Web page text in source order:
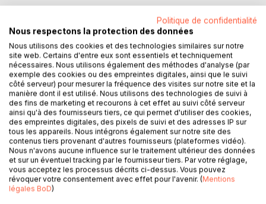
AJOUTER AU PANIER
Ajouter à ma liste d'envies
Laisser un avis
DESCRIPTION
Politique de confidentialité
Nous respectons la protection des données
Nous utilisons des cookies et des technologies similaires sur notre
site web. Certains d'entre eux sont essentiels et techniquement
nécessaires. Nous utilisons également des méthodes d'analyse (par
exemple des cookies ou des empreintes digitales, ainsi que le suivi
côté serveur) pour mesurer la fréquence des visites sur notre site et la
manière dont il est utilisé. Nous utilisons des technologies de suivi à
des fins de marketing et recourons à cet effet au suivi côté serveur
ainsi qu'à des fournisseurs tiers, ce qui permet d'utiliser des cookies,
des empreintes digitales, des pixels de suivi et des adresses IP sur
tous les appareils. Nous intégrons également sur notre site des
contenus tiers provenant d'autres fournisseurs (plateformes vidéo).
Nous n'avons aucune influence sur le traitement ultérieur des données
et sur un éventuel tracking par le fournisseur tiers. Par votre réglage,
vous acceptez les processus décrits ci-dessus. Vous pouvez
révoquer votre consentement avec effet pour l'avenir. (Mentions
légales BoD)